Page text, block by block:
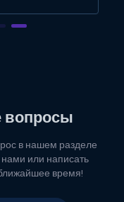
вопросы
в нашем разделе
нами или написать
время!